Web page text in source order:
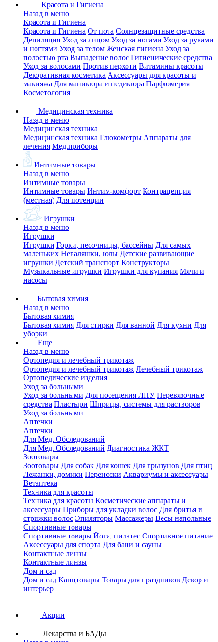
Красота и Гигиена
Назад в меню
Красота и Гигиена
Красота и Гигиена От пота Солнцезащитные средства
Депиляция Уход за лицом Уход за ногами Уход за руками
и ногтями Уход за телом Женская гигиена Уход за
полостью рта Выпадение волос Гигиенические средства
Уход за волосами Против перхоти Витамины красоты
Декоративная косметика Аксессуары для красоты и
макияжа Для маникюра и педикюра Парфюмерия
Косметология
Медицинская техника
Назад в меню
Медицинская техника
Медицинская техника Глюкометры Аппараты для
лечения Мед.приборы
Интимные товары
Назад в меню
Интимные товары
Интимные товары Интим-комфорт Контрацепция
(местная) Для потенции
Игрушки
Назад в меню
Игрушки
Игрушки Горки, песочницы, бассейны Для самых
маленьких Неваляшки, юлы Детские развивающие
игрушки Детский транспорт Конструкторы
Музыкальные игрушки Игрушки для купания Мячи и
насосы
Бытовая химия
Назад в меню
Бытовая химия
Бытовая химия Для стирки Для ванной Для кухни Для
уборки
Еще
Назад в меню
Ортопедия и лечебный трикотаж
Ортопедия и лечебный трикотаж Лечебный трикотаж
Ортопедические изделия
Уход за больными
Уход за больными Для посещения ЛПУ Перевязочные
средства Пластыри Шприцы, системы для растворов
Уход за больными
Аптечки
Аптечки
Для Мед. Обследований
Для Мед. Обследований Диагностика ЖКТ
Зоотовары
Зоотовары Для собак Для кошек Для грызунов Для птиц
Лежанки, домики Переноски Аквариумы и аксессуары
Ветаптека
Техника для красоты
Техника для красоты Косметические аппараты и
аксессуары Приборы для укладки волос Для бритья и
стрижки волос Эпиляторы Массажеры Весы напольные
Спортивные товары
Спортивные товары Йога, пилатес Спортивное питание
Аксессуары для спорта Для бани и сауны
Контактные линзы
Контактные линзы
Дом и сад
Дом и сад Канцтовары Товары для праздников Декор и
интерьер
Акции
Лекарства и БАДы